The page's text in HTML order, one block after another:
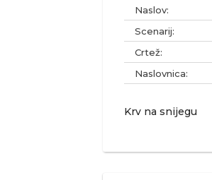
Naslov:
Scenarij:
Crtež:
Naslovnica:
Krv na snijegu